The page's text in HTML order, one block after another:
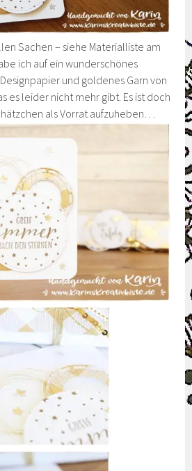
Sachen – siehe Materialliste am
ich auf ein wunderschönes
und goldenes Garn von
es leider nicht mehr gibt. Es ist doch
als Vorrat aufzuheben…